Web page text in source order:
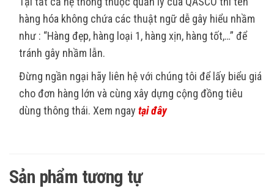
hàng hóa không chứa các thuật ngữ dễ gây hiểu nhầm
như : “Hàng đẹp, hàng loại 1, hàng xịn, hàng tốt,…” để
tránh gây nhầm lẫn.
Đừng ngần ngại hãy liên hệ với chúng tôi để lấy biểu giá
cho đơn hàng lớn và cùng xây dựng cộng đồng tiêu
dùng thông thái. Xem ngay tại đây
Sản phẩm tương tự